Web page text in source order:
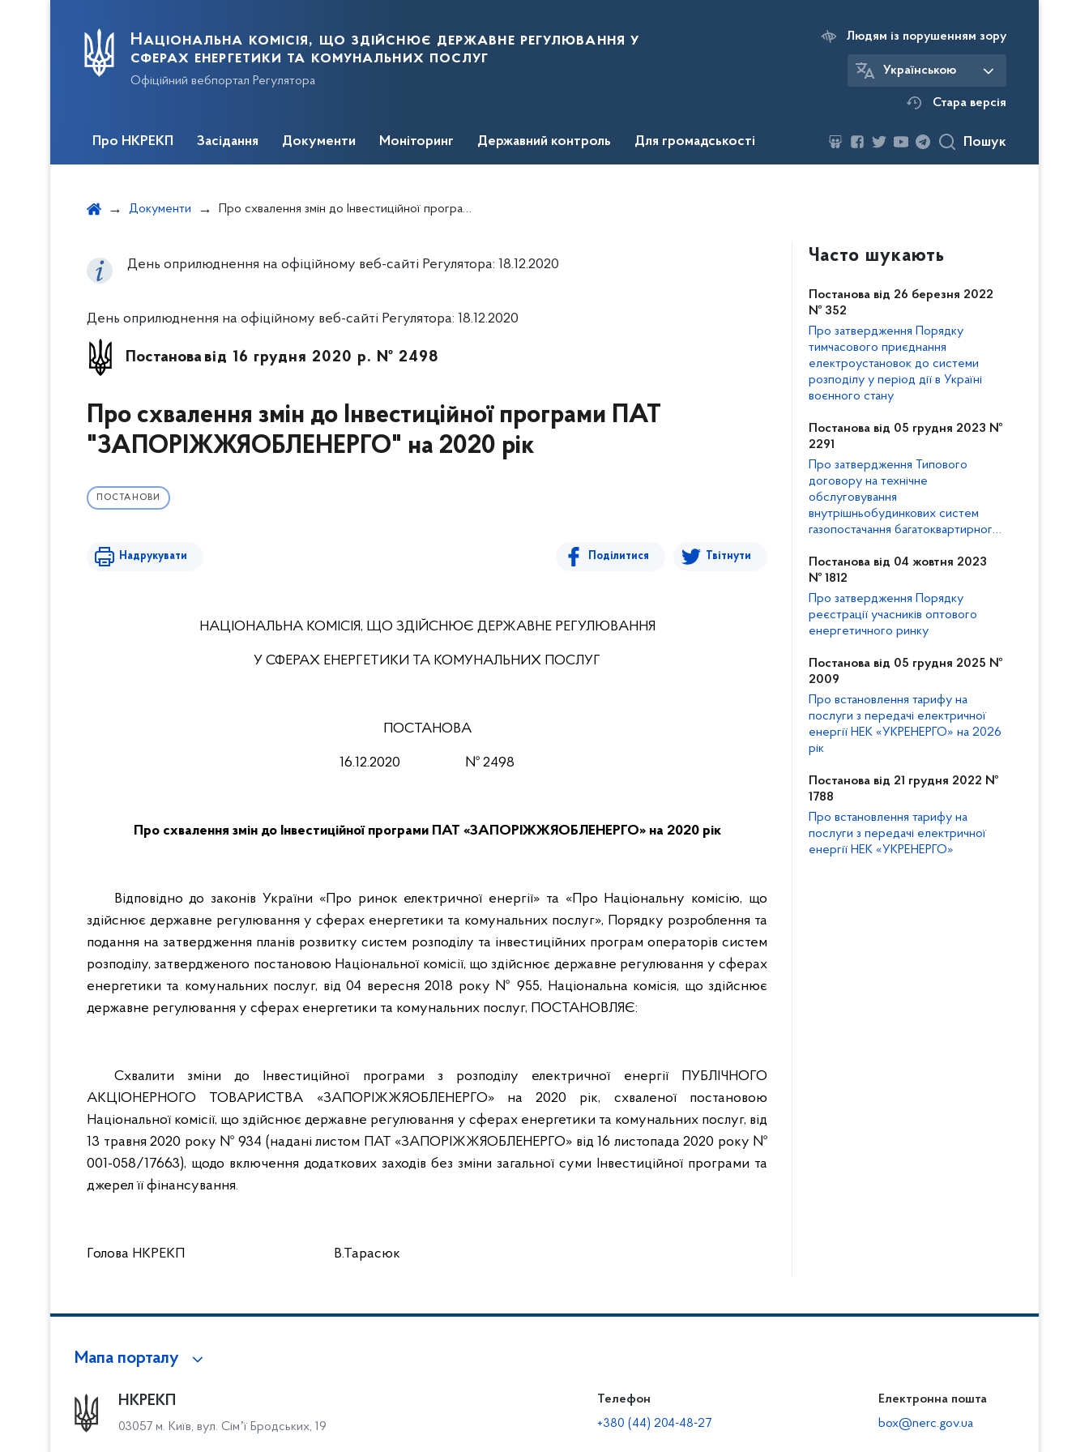
Національна комісія, що здійснює державне регулювання у
сферах енергетики та комунальних послуг
Офіційний вебпортал Регулятора
Людям із порушенням зору
Українською
Стара версія
Про НКРЕКП Засідання Документи Моніторинг Державний контроль Для громадськості Пошук
Документи Про схвалення змін до Інвестиційної програми ПАТ "ЗАПОРІЖЖЯОБЛЕНЕРГО" на 2020 рік
День оприлюднення на офіційному веб-сайті Регулятора: 18.12.2020
День оприлюднення на офіційному веб-сайті Регулятора: 18.12.2020
Постанова від 16 грудня 2020 р. № 2498
Про схвалення змін до Інвестиційної програми ПАТ
"ЗАПОРІЖЖЯОБЛЕНЕРГО" на 2020 рік
ПОСТАНОВИ
Надрукувати Поділитися Твітнути
НАЦІОНАЛЬНА КОМІСІЯ, ЩО ЗДІЙСНЮЄ ДЕРЖАВНЕ РЕГУЛЮВАННЯ
У СФЕРАХ ЕНЕРГЕТИКИ ТА КОМУНАЛЬНИХ ПОСЛУГ
ПОСТАНОВА
16.12.2020 № 2498
Про схвалення змін до Інвестиційної програми ПАТ «ЗАПОРІЖЖЯОБЛЕНЕРГО» на 2020 рік
Відповідно до законів України «Про ринок електричної енергії» та «Про Національну комісію, що
здійснює державне регулювання у сферах енергетики та комунальних послуг», Порядку розроблення та
подання на затвердження планів розвитку систем розподілу та інвестиційних програм операторів систем
розподілу, затвердженого постановою Національної комісії, що здійснює державне регулювання у сферах
енергетики та комунальних послуг, від 04 вересня 2018 року № 955, Національна комісія, що здійснює
державне регулювання у сферах енергетики та комунальних послуг, ПОСТАНОВЛЯЄ:
Схвалити зміни до Інвестиційної програми з розподілу електричної енергії ПУБЛІЧНОГО
АКЦІОНЕРНОГО ТОВАРИСТВА «ЗАПОРІЖЖЯОБЛЕНЕРГО» на 2020 рік, схваленої постановою
Національної комісії, що здійснює державне регулювання у сферах енергетики та комунальних послуг, від
13 травня 2020 року № 934 (надані листом ПАТ «ЗАПОРІЖЖЯОБЛЕНЕРГО» від 16 листопада 2020 року №
001-058/17663), щодо включення додаткових заходів без зміни загальної суми Інвестиційної програми та
джерел її фінансування.
Голова НКРЕКП В.Тарасюк
Часто шукають
Постанова від 26 березня 2022
№ 352
Про затвердження Порядку
тимчасового приєднання
електроустановок до системи
розподілу у період дії в Україні
воєнного стану
Постанова від 05 грудня 2023 №
2291
Про затвердження Типового
договору на технічне
обслуговування
внутрішньобудинкових систем
газопостачання багатоквартирного
Кодексу газорозподільних систем
Постанова від 04 жовтня 2023
№ 1812
Про затвердження Порядку
реєстрації учасників оптового
енергетичного ринку
Постанова від 05 грудня 2025 №
2009
Про встановлення тарифу на
послуги з передачі електричної
енергії НЕК «УКРЕНЕРГО» на 2026
рік
Постанова від 21 грудня 2022 №
1788
Про встановлення тарифу на
послуги з передачі електричної
енергії НЕК «УКРЕНЕРГО»
Мапа порталу
НКРЕКП
03057 м. Київ, вул. Сімʼї Бродських, 19
Телефон
+380 (44) 204-48-27
Електронна пошта
box@nerc.gov.ua